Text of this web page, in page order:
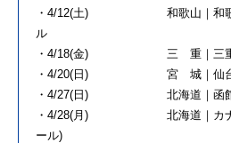
・4/12(土) 和歌山｜和歌山
ル
・4/18(金) 三 重｜三重県
・4/20(日) 宮 城｜仙台サ
・4/27(日) 北海道｜函館市
・4/28(月) 北海道｜カナモ
ール)